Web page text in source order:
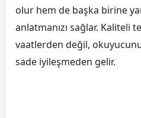
olur hem de başka birine
anlatmanızı sağlar. Kaliteli
vaatlerden değil,
sade iyileşmeden gelir.